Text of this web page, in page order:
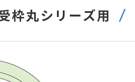
枠丸シリーズ用